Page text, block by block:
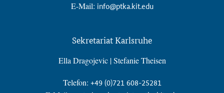
E-Mail: info@ptka.kit.edu
Sekretariat Karlsruhe
Ella Dragojevic | Stefanie Theisen
Telefon: +49 (0)721 608-25281